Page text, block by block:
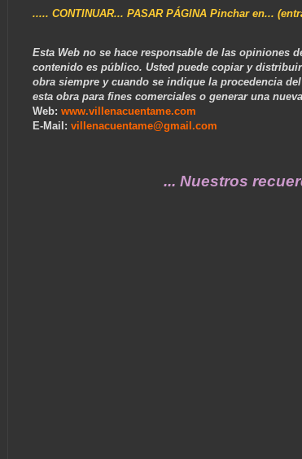
..... CONTINUAR... PASAR PÁGINA Pinchar en...
Esta Web no se hace responsable de las opiniones
contenido es público. Usted puede copiar y
obra siempre y cuando se indique la procedencia
esta obra para fines comerciales o generar una
Web: www.villenacuentame.com
E-Mail: villenacuentame@gmail.com
... Nuestros recuerdos de